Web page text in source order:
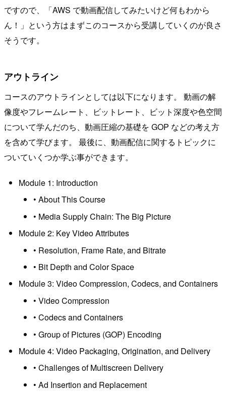
ですので、「AWS で動画配信してみたいけど何もわから
ん！」という方はまずこのコースから受講していくのが良さ
そうです。
アウトライン
コースのアウトラインとしては以下になります。 動画の解
像度やフレームレート、ビットレート、ビット深度や色空間
について学んだのち、動画圧縮の基礎を GOP などの考え方
を含めて学びます。 最後に、動画配信に関するトピックに
ついていくつか学ぶ事ができます。
Module 1: Introduction
• About This Course
• Media Supply Chain: The Big Picture
Module 2: Key Video Attributes
• Resolution, Frame Rate, and Bitrate
• Bit Depth and Color Space
Module 3: Video Compression, Codecs, and Containers
• Video Compression
• Codecs and Containers
• Group of Pictures (GOP) Encoding
Module 4: Video Packaging, Origination, and Delivery
• Challenges of Multiscreen Delivery
• Ad Insertion and Replacement